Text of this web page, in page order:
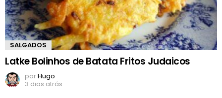
SALGADOS
Latke Bolinhos de Batata Fritos Judaicos
porHugo
3 dias atrás